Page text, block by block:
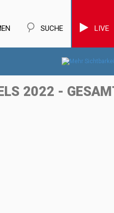
SUCHE LIVE
2022 -